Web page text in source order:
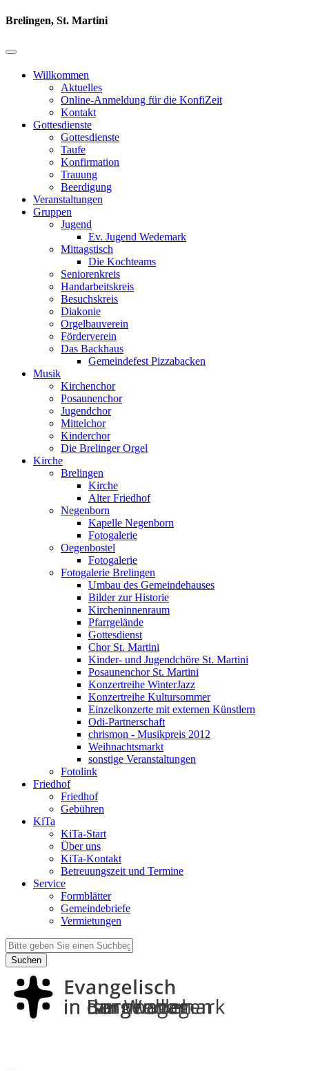
Brelingen, St. Martini
Willkommen
Aktuelles
Online-Anmeldung für die KonfiZeit
Kontakt
Gottesdienste
Gottesdienste
Taufe
Konfirmation
Trauung
Beerdigung
Veranstaltungen
Gruppen
Jugend
Ev. Jugend Wedemark
Mittagstisch
Die Kochteams
Seniorenkreis
Handarbeitskreis
Besuchskreis
Diakonie
Orgelbauverein
Förderverein
Das Backhaus
Gemeindefest Pizzabacken
Musik
Kirchenchor
Posaunenchor
Jugendchor
Mittelchor
Kinderchor
Die Brelinger Orgel
Kirche
Brelingen
Kirche
Alter Friedhof
Negenborn
Kapelle Negenborn
Fotogalerie
Oegenbostel
Fotogalerie
Fotogalerie Brelingen
Umbau des Gemeindehauses
Bilder zur Historie
Kircheninnenraum
Pfarrgelände
Gottesdienst
Chor St. Martini
Kinder- und Jugendchöre St. Martini
Posaunenchor St. Martini
Konzertreihe WinterJazz
Konzertreihe Kultursommer
Einzelkonzerte mit externen Künstlern
Odi-Partnerschaft
chrismon - Musikpreis 2012
Weihnachtsmarkt
sonstige Veranstaltungen
Fotolink
Friedhof
Friedhof
Gebühren
KiTa
KiTa-Start
Über uns
KiTa-Kontakt
Betreuungszeit und Termine
Service
Formblätter
Gemeindebriefe
Vermietungen
Suchen